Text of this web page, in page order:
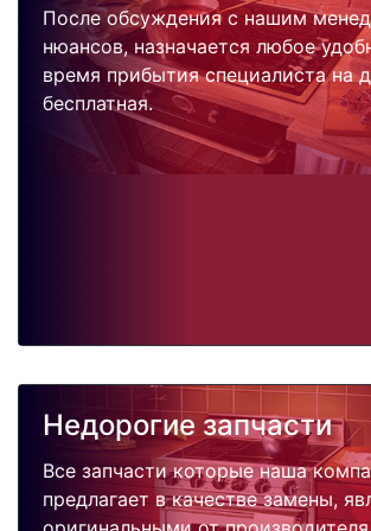
После обсуждения с нашим
нюансов, назначается любое
время прибытия специалиста на
бесплатная.
Недорогие запчасти
Все запчасти которые наша
предлагает в качестве замены,